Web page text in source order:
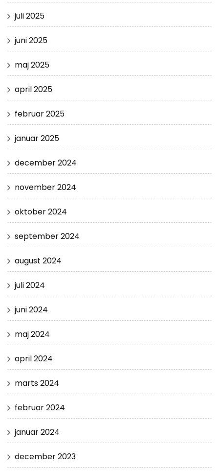
juli 2025
juni 2025
maj 2025
april 2025
februar 2025
januar 2025
december 2024
november 2024
oktober 2024
september 2024
august 2024
juli 2024
juni 2024
maj 2024
april 2024
marts 2024
februar 2024
januar 2024
december 2023